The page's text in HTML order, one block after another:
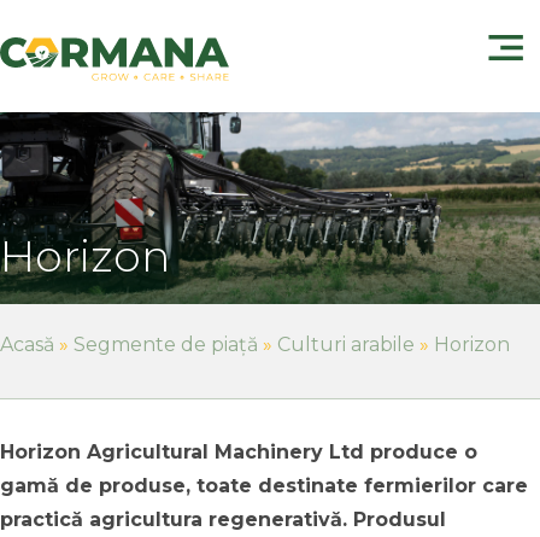
Horizon
Acasă » Segmente de piață » Culturi arabile » Horizon
Horizon Agricultural Machinery Ltd produce o
gamă de produse, toate destinate fermierilor care
practică agricultura regenerativă. Produsul